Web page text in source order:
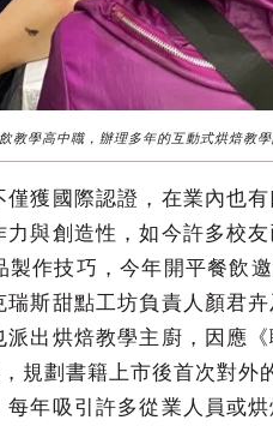
教學高中職，辦理多年的互動式烘焙教學
獲國際認證，在業內也
與創造性，如今許多校
作技巧，今年開平餐飲
斯甜點工坊負責人顏君
出烘焙教學主廚，因應
規劃書籍上市後首次對外
年吸引許多從業人員或